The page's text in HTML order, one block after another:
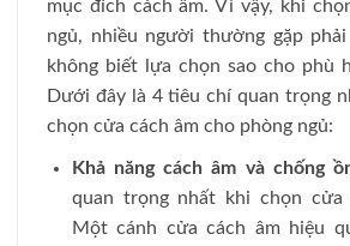
mục đích cách âm. Vì vậy, khi
ngủ, nhiều người thường gặp
không biết lựa chọn sao cho phù
Dưới đây là 4 tiêu chí quan trọng
chọn cửa cách âm cho phòng ngủ:
Khả năng cách âm và chống
quan trọng nhất khi chọn cửa
Một cánh cửa cách âm hiệu